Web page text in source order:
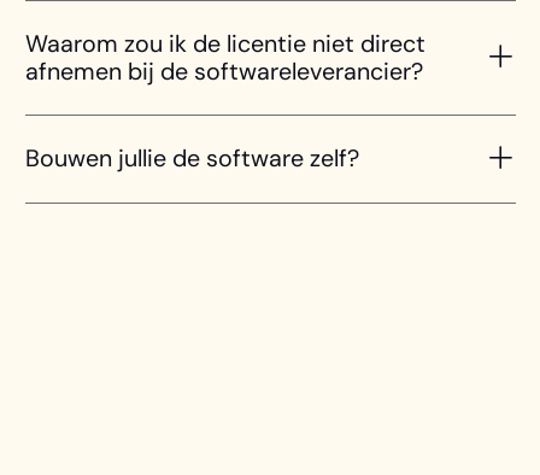
Waarom zou ik de licentie niet direct
afnemen bij de softwareleverancier?
Bouwen jullie de software zelf?